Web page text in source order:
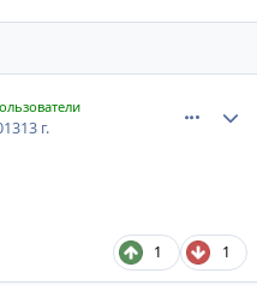
13 г.
1 1